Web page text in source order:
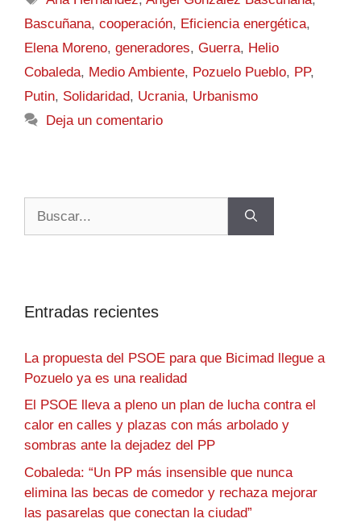
Bascuñana, cooperación, Eficiencia energética,
Elena Moreno, generadores, Guerra, Helio
Cobaleda, Medio Ambiente, Pozuelo Pueblo, PP,
Putin, Solidaridad, Ucrania, Urbanismo
Deja un comentario
Entradas recientes
La propuesta del PSOE para que Bicimad llegue a
Pozuelo ya es una realidad
El PSOE lleva a pleno un plan de lucha contra el
calor en calles y plazas con más arbolado y
sombras ante la dejadez del PP
Cobaleda: “Un PP más insensible que nunca
elimina las becas de comedor y rechaza mejorar
las pasarelas que conectan la ciudad”